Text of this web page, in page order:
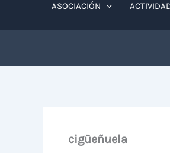
ASOCIACIÓN
cigüeñuela